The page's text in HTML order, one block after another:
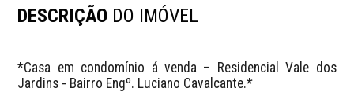
DESCRIÇÃO DO IMÓVEL
*Casa em condomínio á venda – Residencial Vale dos
Jardins - Bairro Engº. Luciano Cavalcante.*